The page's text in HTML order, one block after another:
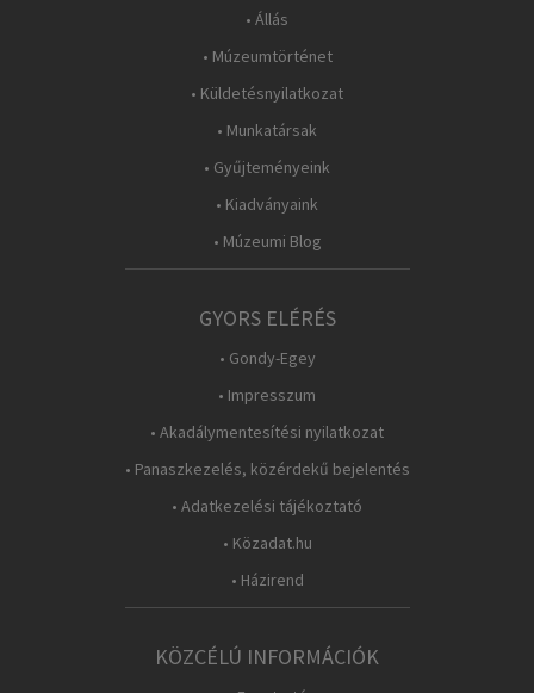
• Állás
• Múzeumtörténet
• Küldetésnyilatkozat
• Munkatársak
• Gyűjteményeink
• Kiadványaink
• Múzeumi Blog
GYORS ELÉRÉS
• Gondy-Egey
• Impresszum
• Akadálymentesítési nyilatkozat
• Panaszkezelés, közérdekű bejelentés
• Adatkezelési tájékoztató
• Közadat.hu
• Házirend
KÖZCÉLÚ INFORMÁCIÓK